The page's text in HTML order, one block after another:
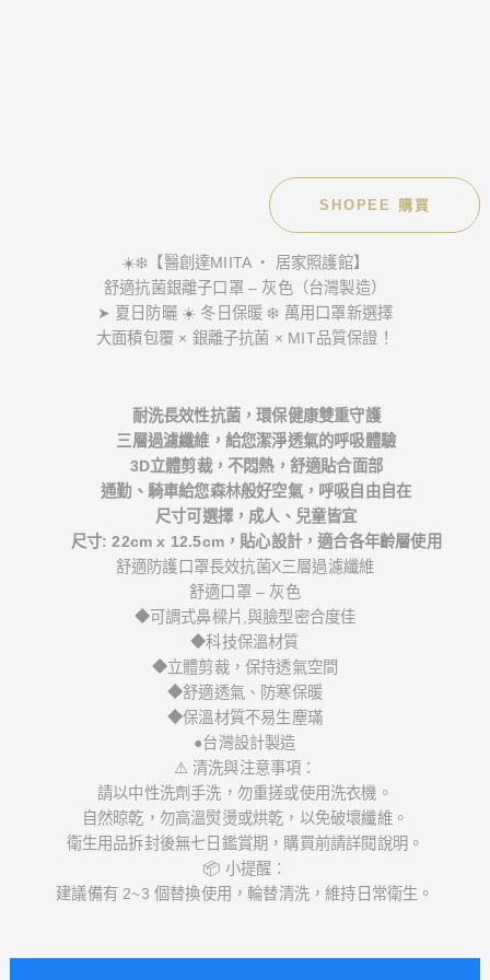
SHOPEE 購買
☀️❄️【醫創達MIITA ‧ 居家照護館】
舒適抗菌銀離子口罩 – 灰色（台灣製造）
➤ 夏日防曬 ☀️ 冬日保暖 ❄️ 萬用口罩新選擇
大面積包覆 × 銀離子抗菌 × MIT品質保證！
耐洗長效性抗菌，環保健康雙重守護
三層過濾纖維，給您潔淨透氣的呼吸體驗
3D立體剪裁，不悶熱，舒適貼合面部
通勤、騎車給您森林般好空氣，呼吸自由自在
尺寸可選擇，成人、兒童皆宜
尺寸: 22cm x 12.5cm，貼心設計，適合各年齡層使用
舒適防護口罩長效抗菌X三層過濾纖維
舒適口罩 – 灰色
◆可調式鼻樑片,與臉型密合度佳
◆科技保溫材質
◆立體剪裁，保持透氣空間
◆舒適透氣、防寒保暖
◆保溫材質不易生塵璊
●台灣設計製造
⚠️ 清洗與注意事項：
請以中性洗劑手洗，勿重搓或使用洗衣機。
自然晾乾，勿高溫熨燙或烘乾，以免破壞纖維。
衛生用品拆封後無七日鑑賞期，購買前請詳閱說明。
📦 小提醒：
建議備有 2~3 個替換使用，輪替清洗，維持日常衛生。